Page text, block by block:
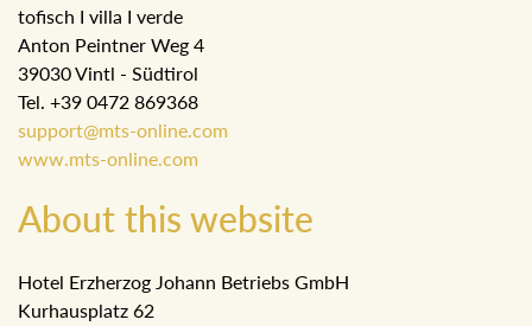
tofisch I villa I verde
Anton Peintner Weg 4
39030 Vintl - Südtirol
Tel. +39 0472 869368
support@mts-online.com
www.mts-online.com
About this website
Hotel Erzherzog Johann Betriebs GmbH
Kurhausplatz 62